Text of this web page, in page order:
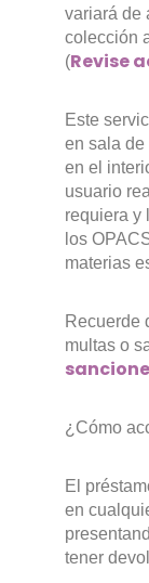
variará de
colección
(Revise
Este
en sala
en el
usuario
requiera y
los
materias
Recuerde
multas o
¿Cómo
El
en
tener